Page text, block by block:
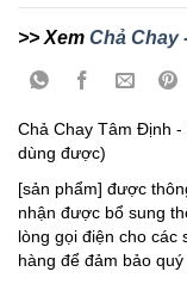
>> Xem Chả Chay
Chả Chay Tâm Định
dùng được)
[sản phẩm] được
nhận được bổ sung
lòng gọi điện cho các
hàng để đảm bảo